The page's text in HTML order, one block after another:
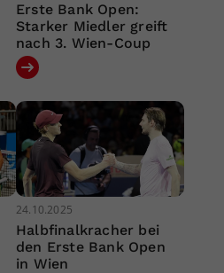
Erste Bank Open:
Starker Miedler greift
nach 3. Wien-Coup
24.10.2025
Halbfinalkracher bei
den Erste Bank Open
in Wien